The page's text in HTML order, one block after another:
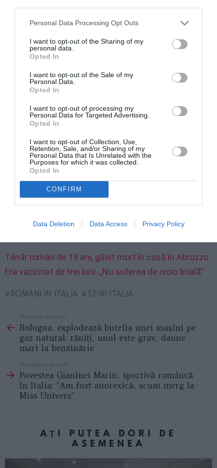
Personal Data Processing Opt Outs
I want to opt-out of the Sharing of my
personal data.
Opted In
I want to opt-out of the Sale of my
Personal Data.
Opted In
I want to opt-out of processing my
Personal Data for Targeted Advertising.
Opted In
I want to opt-out of Collection, Use,
Retention, Sale, and/or Sharing of my
Personal Data that Is Unrelated with the
Purposes for which it was collected.
Opted In
CONFIRM
Data Deletion Data Access Privacy Policy
, care a folosit defibrilatorul.
La fața locului s-a deplasat și o mașină medicală
ambulanța aeriană, care între timp aterizase pe
terenul de sport de lângă institut, datorită și
ajutorului polițiștilor municipali care au favorizat
operațiunile.
Apoi cursa către spitalul Careggi unde tânărul a fost
internat cu prognostic rezervat. S-a zbătut toată
noaptea, dar inima lui, deși tânără, nu a mai început
să bată niciodată.
Familia lui cere acum explicații: băiatul era sănătos,
Tânăr român de 19 ani, găsit mort în casă în Abruzzo.
Era vaccinat de trei luni. „Nu suferea de nicio boală”
ROMANI IN ITALIA STIRI ITALIA
more
Articolul anterior
Bologna, explodează butelia unei mașini pe
gaz natural: răniți, unul este grav, daune
mari la benzinărie
Următorul articol
Povestea Gianinei Marin, sportivă româncă
în Italia: ”Am fost anorexică, acum merg la
Miss Univers”
AȚI PUTEA DORI DE
ASEMENEA